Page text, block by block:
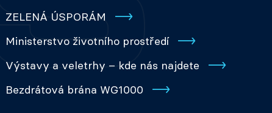
ZELENÁ ÚSPORÁM
Ministerstvo životního prostředí
Výstavy a veletrhy – kde nás najdete
Bezdrátová brána WG1000